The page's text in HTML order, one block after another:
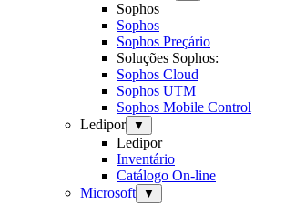
Sophos
Sophos
Sophos Preçário
Soluções Sophos:
Sophos Cloud
Sophos UTM
Sophos Mobile Control
Ledipor
▼
Ledipor
Inventário
Catálogo On-line
Microsoft
▼